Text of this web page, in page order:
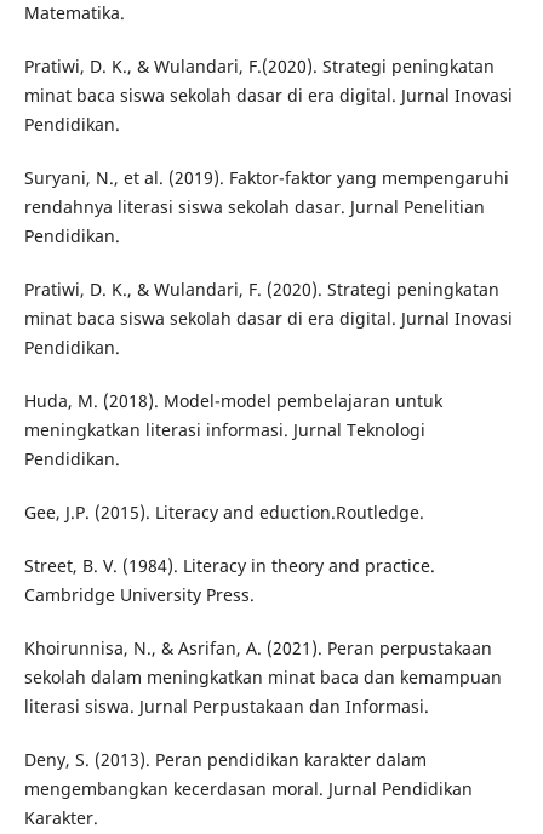
Matematika.
Pratiwi, D. K., & Wulandari, F.(2020). Strategi peningkatan
minat baca siswa sekolah dasar di era digital. Jurnal Inovasi
Pendidikan.
Suryani, N., et al. (2019). Faktor-faktor yang mempengaruhi
rendahnya literasi siswa sekolah dasar. Jurnal Penelitian
Pendidikan.
Pratiwi, D. K., & Wulandari, F. (2020). Strategi peningkatan
minat baca siswa sekolah dasar di era digital. Jurnal Inovasi
Pendidikan.
Huda, M. (2018). Model-model pembelajaran untuk
meningkatkan literasi informasi. Jurnal Teknologi
Pendidikan.
Gee, J.P. (2015). Literacy and eduction.Routledge.
Street, B. V. (1984). Literacy in theory and practice.
Cambridge University Press.
Khoirunnisa, N., & Asrifan, A. (2021). Peran perpustakaan
sekolah dalam meningkatkan minat baca dan kemampuan
literasi siswa. Jurnal Perpustakaan dan Informasi.
Deny, S. (2013). Peran pendidikan karakter dalam
mengembangkan kecerdasan moral. Jurnal Pendidikan
Karakter.